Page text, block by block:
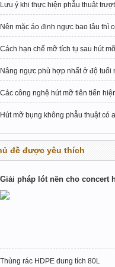
Lưu ý khi thực hiện phẫu thuật
Nên mặc áo định ngực bao lâu thì
Cách hạn chế mỡ tích tụ sau hút
Nâng ngực phù hợp nhất ở độ tuổi
Các công nghệ hút mỡ tiên tiến
Hút mỡ bụng không phẫu thuật có
đề được yêu thích
Giải pháp lót nền cho concert
Thùng rác HDPE dung tích 80L